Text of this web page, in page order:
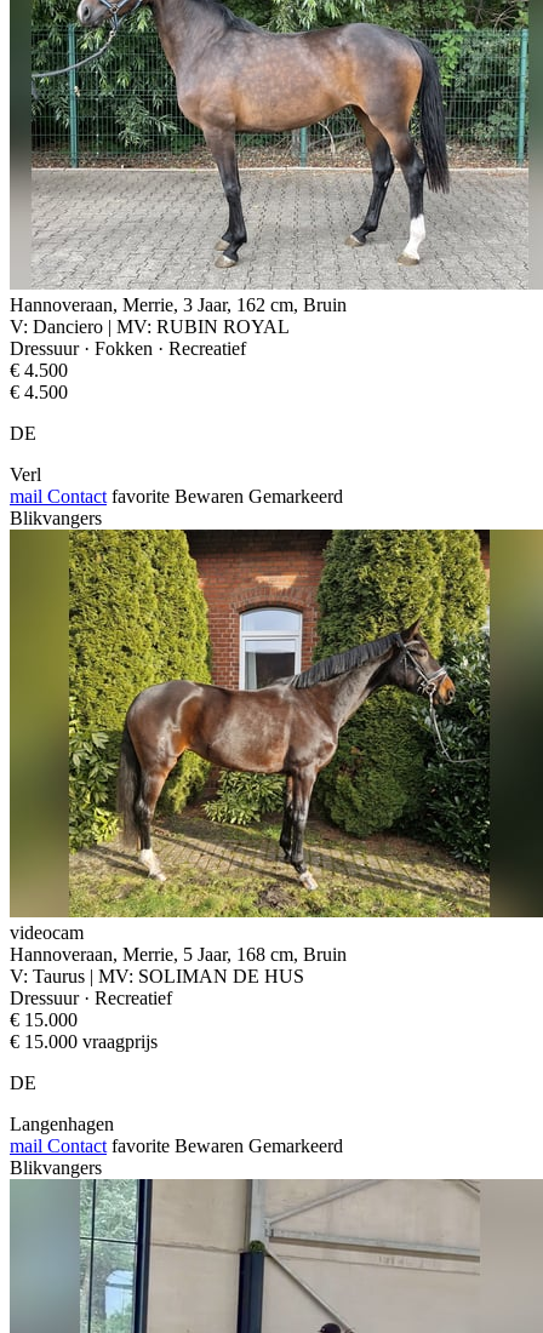
Hannoveraan, Merrie, 3 Jaar, 162 cm, Bruin
V: Danciero | MV: RUBIN ROYAL
Dressuur · Fokken · Recreatief
€ 4.500
€ 4.500
DE
Verl
mail Contact favorite Bewaren Gemarkeerd
Blikvangers
videocam
Hannoveraan, Merrie, 5 Jaar, 168 cm, Bruin
V: Taurus | MV: SOLIMAN DE HUS
Dressuur · Recreatief
€ 15.000
€ 15.000 vraagprijs
DE
Langenhagen
mail Contact favorite Bewaren Gemarkeerd
Blikvangers